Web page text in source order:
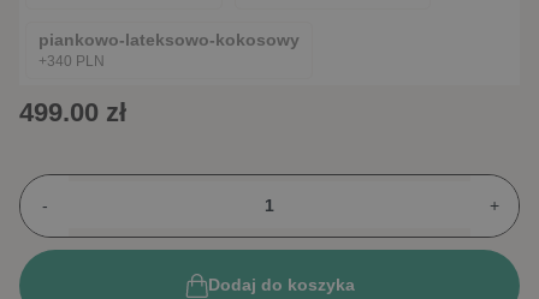
piankowo-lateksowo-kokosowy
+340 PLN
499.00 zł
- +
Dodaj do koszyka